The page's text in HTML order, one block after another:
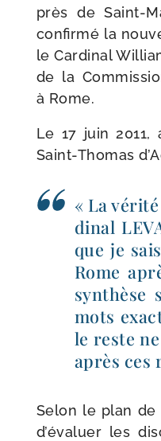
près de Saint-​
confir­mé la
le Cardinal
de la
à Rome.
Le 17 juin
Saint-​Thomas
« La
di­nal
que je
Rome
syn­thèse
mots
le reste
après ces
Selon le plan
d’é­va­luer les